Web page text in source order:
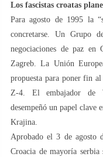
Los fascistas croatas
Para agosto de 1995 la
concretarse. Un Grupo
negociaciones de paz en
Zagreb. La Unión
propuesta para poner fin
Z-4. El embajador de
desempeñó un papel clave
Krajina.
Aprobado el 3 de agosto
Croacia de mayoría